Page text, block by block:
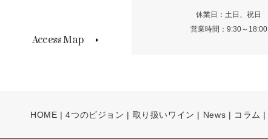
休業日：土日、祝日
営業時間：9:30～18:00
Access Map
HOME 4つのビジョン 取り扱いワイン News コラム